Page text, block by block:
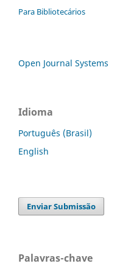
Para Bibliotecários
Open Journal Systems
Idioma
Português (Brasil)
English
Enviar Submissão
Palavras-chave